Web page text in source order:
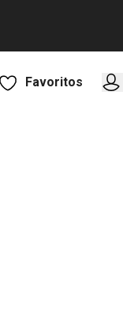
Favoritos